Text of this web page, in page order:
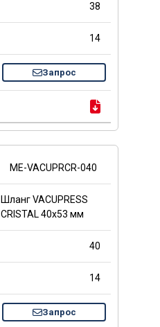
38
14
Запрос
ME-VACUPRCR-040
Шланг VACUPRESS
CRISTAL 40x53 мм
40
14
Запрос